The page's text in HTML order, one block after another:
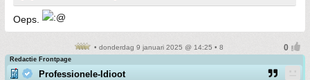
Oeps.
• donderdag 9 januari 2025 @ 14:25 • 8
Redactie Frontpage
Professionele-Idioot